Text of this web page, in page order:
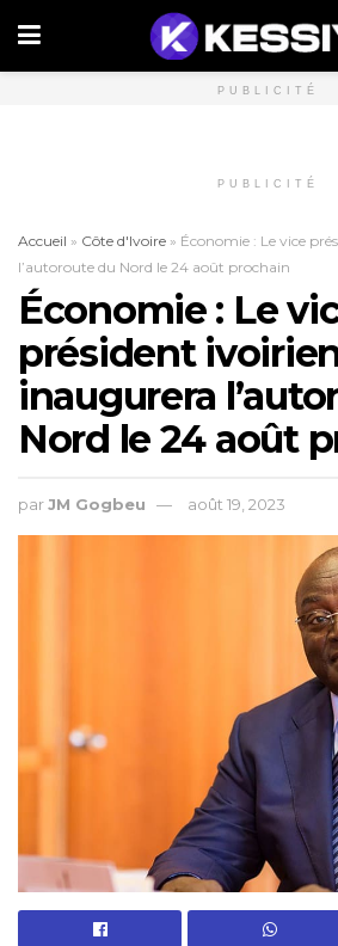
PUBLICITÉ
PUBLICITÉ
Accueil » Côte d'Ivoire » Économie : Le vice
l’autoroute du Nord le 24 août prochain
Économie : Le
président
inaugurera
Nord le 24 août
parJM Gogbeu août 19, 2023